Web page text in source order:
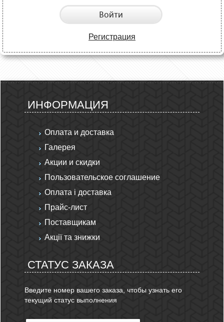
Войти
Регистрация
ИНФОРМАЦИЯ
Оплата и доставка
Галерея
Акции и скидки
Пользовательское соглашение
Оплата і доставка
Прайс-лист
Поставщикам
Акції та знижки
СТАТУС ЗАКАЗА
Введите номер вашего заказа, чтобы узнать его
текущий статус выполнения